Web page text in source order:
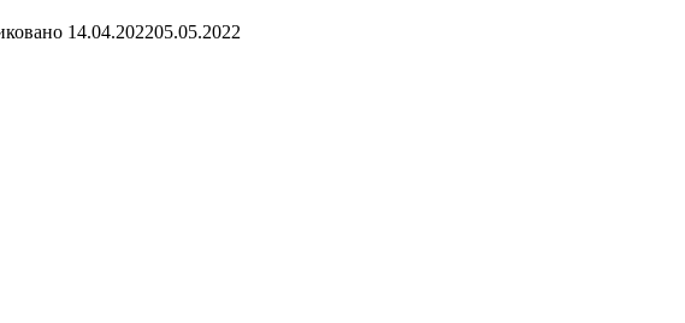
14.04.202205.05.2022